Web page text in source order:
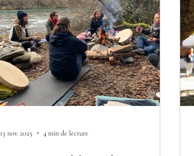
13 nov. 2025 4 min de lecture